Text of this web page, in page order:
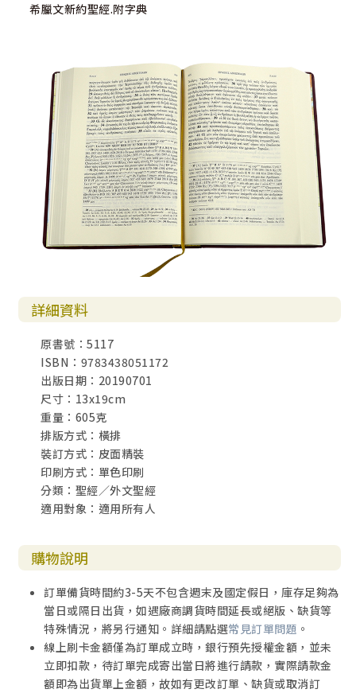
希臘文新約聖經.附字典
詳細資料
原書號：5117
ISBN：9783438051172
出版日期：20190701
尺寸：13x19cm
重量：605克
排版方式：橫排
裝訂方式：皮面精裝
印刷方式：單色印刷
分類：聖經／外文聖經
適用對象：適用所有人
購物說明
訂單備貨時間約3-5天不包含週末及國定假日，庫存足夠為
當日或隔日出貨，如遇廠商調貨時間延長或絕版、缺貨等
特殊情況，將另行通知。詳細請點選常見訂單問題 。
線上刷卡金額僅為訂單成立時，銀行預先授權金額，並未
立即扣款，待訂單完成寄出當日將進行請款，實際請款金
額即為出貨單上金額，故如有更改訂單、缺貨或取消訂